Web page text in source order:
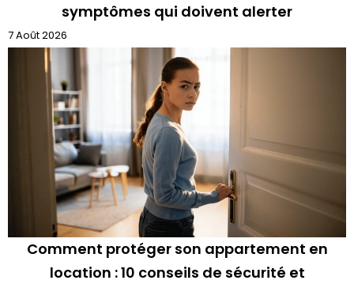
symptômes qui doivent alerter
7 Août 2026
Comment protéger son appartement en
location : 10 conseils de sécurité et